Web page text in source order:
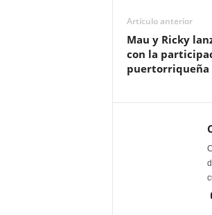
Artículo anterior
Mau y Ricky
con la
puertorriqueña